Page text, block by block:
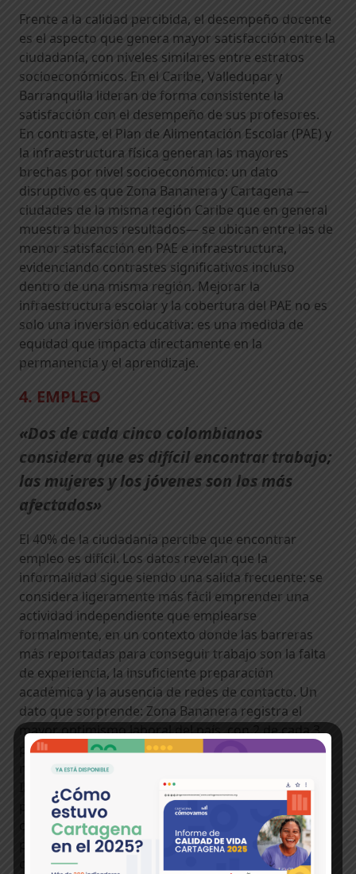
Frente a la calidad percibida, el desempeño docente
es el aspecto que genera mayor satisfacción entre la
ciudadanía, con niveles similares entre estratos
socioeconómicos. En el Caribe, Valledupar y
Barranquilla lideran de forma consistente la
satisfacción con el desempeño de sus profesores.
En contraste, el Plan de Alimentación Escolar (PAE) y
la infraestructura física generan las mayores
brechas por nivel socioeconómico: un dato
disruptivo es que Zona Bananera y Cartagena —
ciudades de la misma región Caribe que en general
muestra buenos resultados— se ubican entre las de
menor satisfacción en PAE e infraestructura,
evidenciando contrastes significativos incluso
dentro de una misma región. Mejorar la
infraestructura escolar y la cobertura del PAE no es
solo una inversión educativa: es una medida de
equidad que impacta directamente en la
permanencia y el aprendizaje.
4. EMPLEO
«Dos de cada cinco colombianos
considera que es difícil encontrar trabajo;
las mujeres y los jóvenes son los más
afectados»
El 40% de la ciudadanía percibe que encontrar
empleo es difícil. Los datos revelan que la
informalidad sigue siendo una salida frecuente: se
considera ligeramente más fácil emprender una
actividad independiente que emplearse
formalmente, en un contexto donde las barreras
más reportadas para conseguir trabajo son la falta
de experiencia, la insuficiente preparación
académica y la ausencia de redes de contacto. Un
dato que sorprende: Zona Bananera registra el
mayor optimismo laboral del país, con 2 de cada 3
personas considerando fácil encontrar empleo,
mientras que en Cali, Armenia, Cúcuta, Yumbo e
Ibagué menos de 1 de cada 8 comparte esa
percepción. En el occidente y el eje cafetero, las
ciudades presentan simultáneamente las menores
percepciones de facilidad tanto para emplearse
como para emprender.